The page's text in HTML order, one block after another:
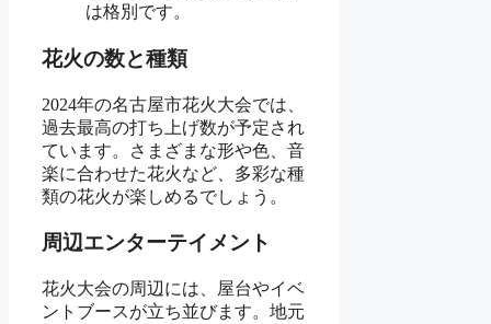
は格別です。
花火の数と種類
2024年の名古屋市花火大会では、
過去最高の打ち上げ数が予定され
ています。さまざまな形や色、音
楽に合わせた花火など、多彩な種
類の花火が楽しめるでしょう。
周辺エンターテイメント
花火大会の周辺には、屋台やイベ
ントブースが立ち並びます。地元